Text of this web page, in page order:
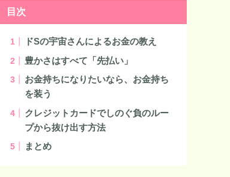
目次
ドSの宇宙さんによるお金の教え
豊かさはすべて「先払い」
お金持ちになりたいなら、お金持ち
を装う
クレジットカードでしのぐ負のルー
プから抜け出す方法
まとめ